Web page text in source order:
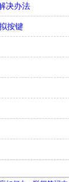
决办法
按键